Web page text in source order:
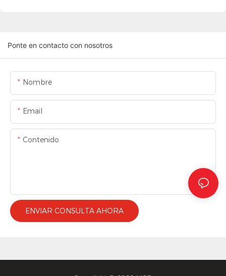
Ponte en contacto con nosotros
Nombre
Email
Contenido
ENVIAR CONSULTA AHORA